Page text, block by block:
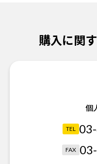
購入に関
個
TEL
FAX